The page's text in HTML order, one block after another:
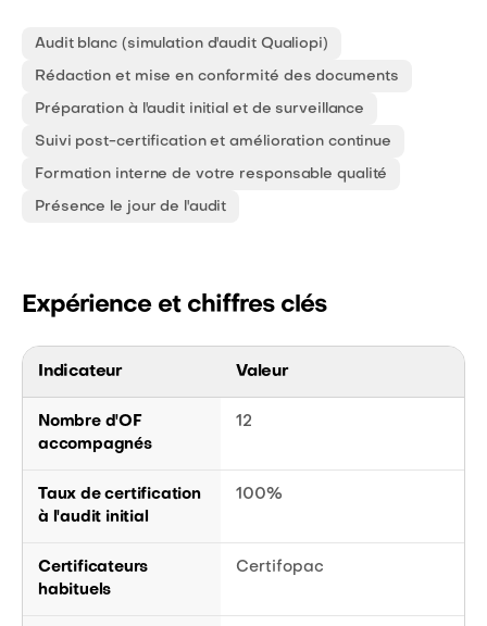
Audit blanc (simulation d'audit Qualiopi)
Rédaction et mise en conformité des documents
Préparation à l'audit initial et de surveillance
Suivi post-certification et amélioration continue
Formation interne de votre responsable qualité
Présence le jour de l'audit
Expérience et chiffres clés
Indicateur Valeur
Nombre d'OF
accompagnés
12
Taux de certification
à l'audit initial
100%
Certificateurs
habituels
Certifopac